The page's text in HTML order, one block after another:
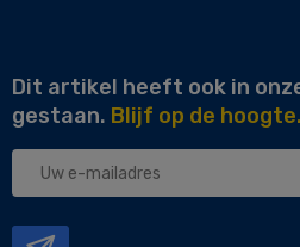
Dit artikel heeft ook in
gestaan. Blijf op de hoogte.
Uw